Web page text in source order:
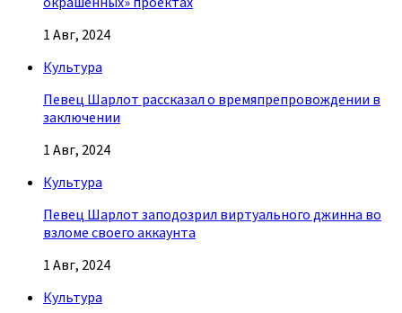
1 Авг, 2024
Культура
Певец Шарлот рассказал о времяпрепровождении в
заключении
1 Авг, 2024
Культура
Певец Шарлот заподозрил виртуального джинна во
взломе своего аккаунта
1 Авг, 2024
Культура